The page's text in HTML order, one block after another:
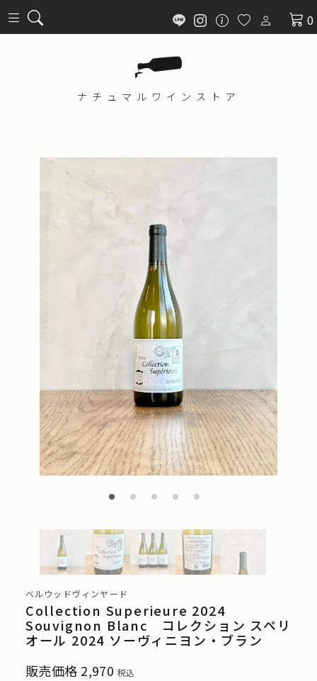
0
ナチュマル ワインストア
ベルウッドヴィンヤード
Collection Superieure 2024
Souvignon Blanc コレクション スペリ
オール 2024 ソーヴィニヨン・ブラン
販売価格 2,970 税込